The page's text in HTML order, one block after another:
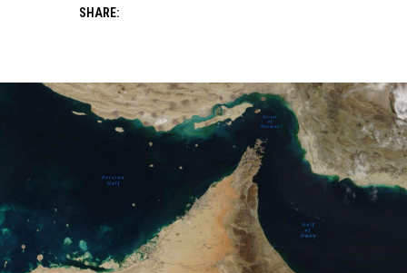
SHARE: